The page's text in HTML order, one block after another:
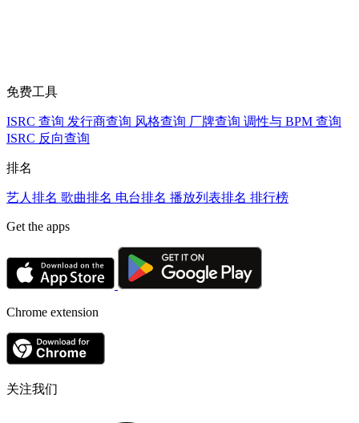
免费工具
ISRC 查询 发行商查询 风格查询 厂牌查询 调性与 BPM 查询
ISRC 反向查询
排名
艺人排名 歌曲排名 电台排名 播放列表排名 排行榜
Get the apps
Chrome extension
关注我们